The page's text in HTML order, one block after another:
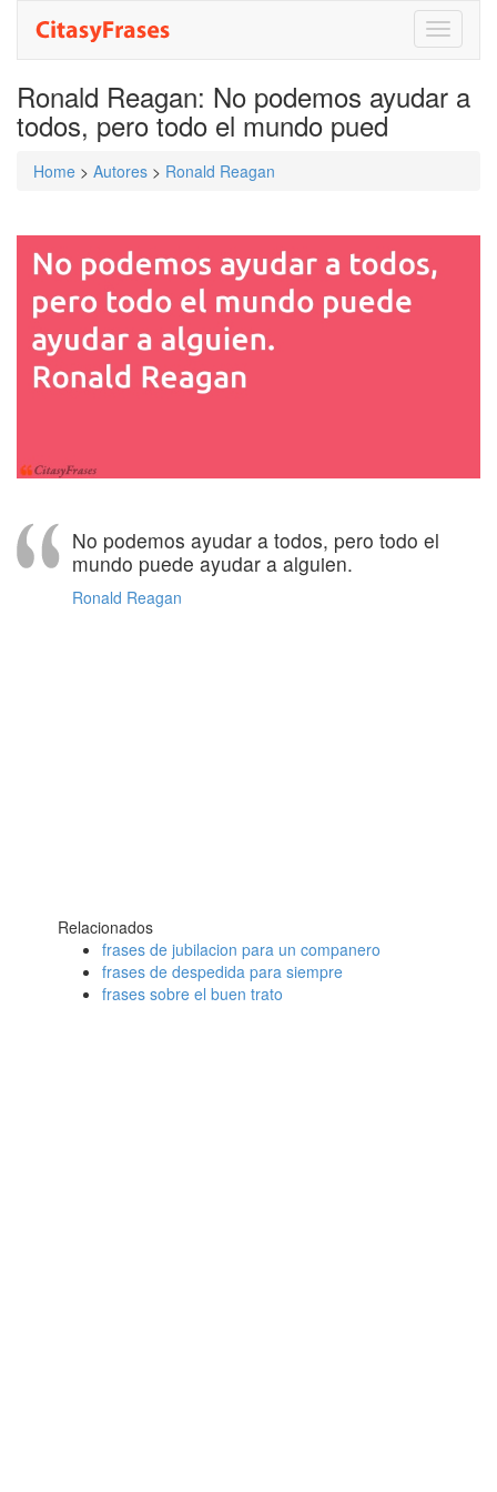
Toggle
Ronald Reagan: No podemos ayudar a
todos, pero todo el mundo pued
Home > Autores > Ronald Reagan
No podemos ayudar a todos, pero todo el
mundo puede ayudar a alguien.
Ronald Reagan
Relacionados
frases de jubilacion para un companero
frases de despedida para siempre
frases sobre el buen trato